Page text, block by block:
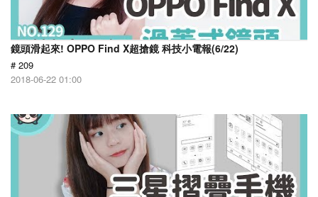
鏡頭滑起來! OPPO Find X超搶鏡 科技小電報(6/22)
# 209
2018-06-22 01:00